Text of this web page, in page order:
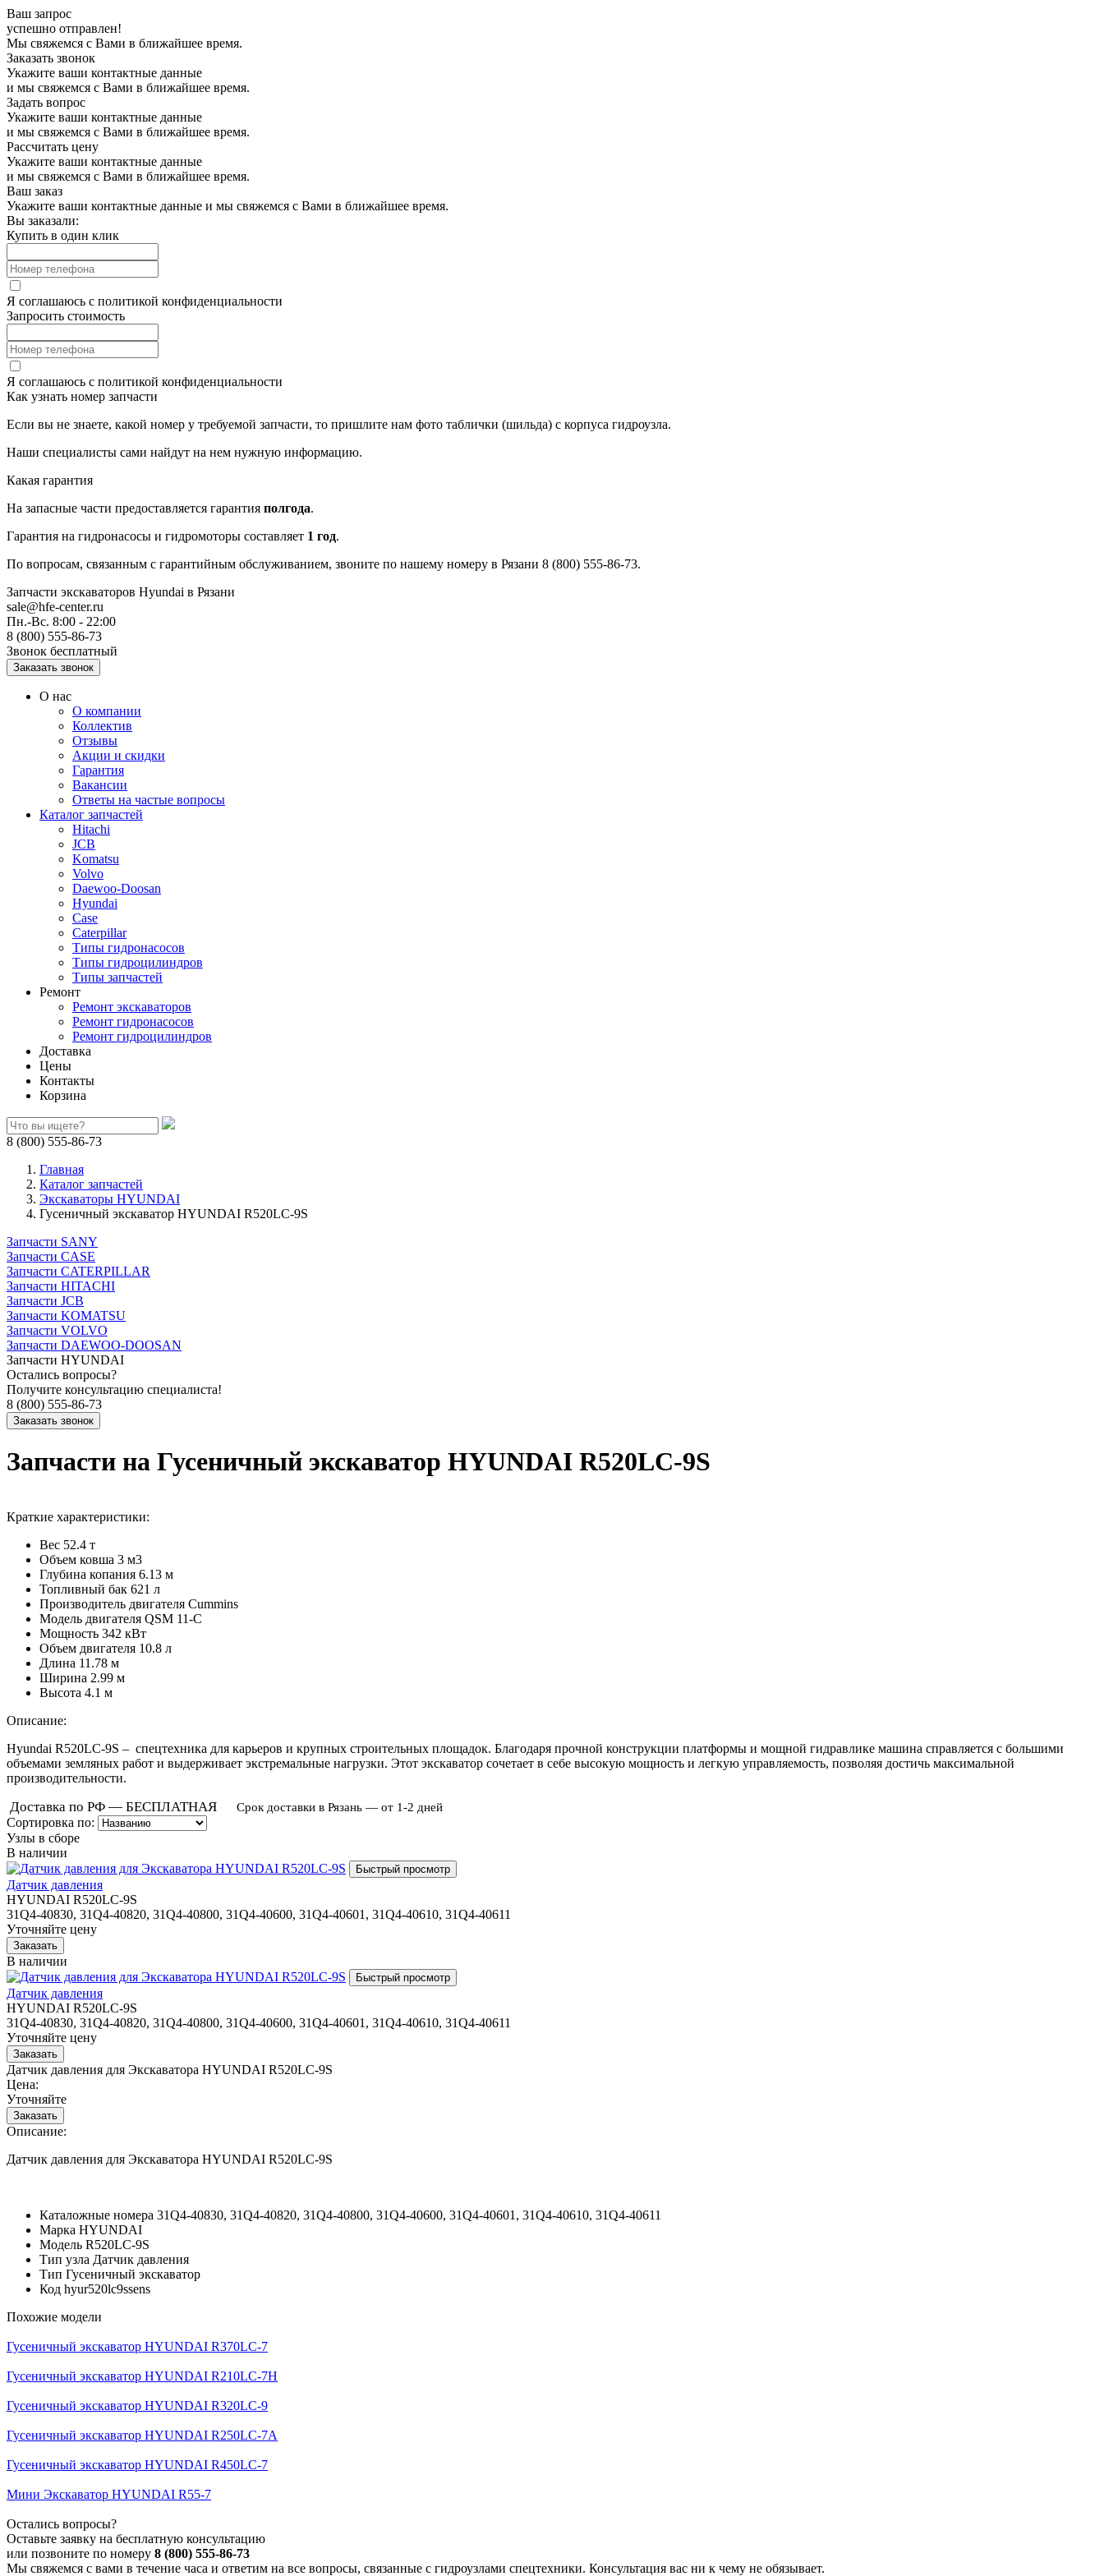
Ваш запрос
успешно отправлен!
Мы свяжемся с Вами в ближайшее время.
Заказать звонок
Укажите ваши контактные данные
и мы свяжемся с Вами в ближайшее время.
Задать вопрос
Укажите ваши контактные данные
и мы свяжемся с Вами в ближайшее время.
Рассчитать цену
Укажите ваши контактные данные
и мы свяжемся с Вами в ближайшее время.
Ваш заказ
Укажите ваши контактные данные и мы свяжемся с Вами в ближайшее время.
Вы заказали:
Купить в один клик
Я соглашаюсь с политикой конфиденциальности
Запросить стоимость
Я соглашаюсь с политикой конфиденциальности
Как узнать номер запчасти
Если вы не знаете, какой номер у требуемой запчасти, то пришлите нам фото таблички (шильда) с корпуса гидроузла.
Наши специалисты сами найдут на нем нужную информацию.
Какая гарантия
На запасные части предоставляется гарантия полгода.
Гарантия на гидронасосы и гидромоторы составляет 1 год.
По вопросам, связанным с гарантийным обслуживанием, звоните по нашему номеру в Рязани 8 (800) 555-86-73.
Запчасти экскаваторов Hyundai в Рязани
sale@hfe-center.ru
Пн.-Вс. 8:00 - 22:00
8 (800) 555-86-73
Звонок бесплатный
О нас
О компании
Коллектив
Отзывы
Акции и скидки
Гарантия
Вакансии
Ответы на частые вопросы
Каталог запчастей
Hitachi
JCB
Komatsu
Volvo
Daewoo-Doosan
Hyundai
Case
Caterpillar
Типы гидронасосов
Типы гидроцилиндров
Типы запчастей
Ремонт
Ремонт экскаваторов
Ремонт гидронасосов
Ремонт гидроцилиндров
Доставка
Цены
Контакты
Корзина
8 (800) 555-86-73
Главная
Каталог запчастей
Экскаваторы HYUNDAI
Гусеничный экскаватор HYUNDAI R520LC-9S
Запчасти SANY
Запчасти CASE
Запчасти CATERPILLAR
Запчасти HITACHI
Запчасти JCB
Запчасти KOMATSU
Запчасти VOLVO
Запчасти DAEWOO-DOOSAN
Запчасти HYUNDAI
Остались вопросы?
Получите консультацию специалиста!
8 (800) 555-86-73
Запчасти на Гусеничный экскаватор HYUNDAI R520LC-9S
Краткие характеристики:
Вес 52.4 т
Объем ковша 3 м3
Глубина копания 6.13 м
Топливный бак 621 л
Производитель двигателя Cummins
Модель двигателя QSM 11-C
Мощность 342 кВт
Объем двигателя 10.8 л
Длина 11.78 м
Ширина 2.99 м
Высота 4.1 м
Описание:
Hyundai R520LC-9S – спецтехника для карьеров и крупных строительных площадок. Благодаря прочной конструкции платформы и мощной гидравлике машина справляется с большими
объемами земляных работ и выдерживает экстремальные нагрузки. Этот экскаватор сочетает в себе высокую мощность и легкую управляемость, позволяя достичь максимальной
производительности.
Доставка по РФ — БЕСПЛАТНАЯ Срок доставки в Рязань — от 1-2 дней
Сортировка по:
Узлы в сборе
В наличии
Датчик давления
HYUNDAI R520LC-9S
31Q4-40830, 31Q4-40820, 31Q4-40800, 31Q4-40600, 31Q4-40601, 31Q4-40610, 31Q4-40611
Уточняйте цену
В наличии
Датчик давления
HYUNDAI R520LC-9S
31Q4-40830, 31Q4-40820, 31Q4-40800, 31Q4-40600, 31Q4-40601, 31Q4-40610, 31Q4-40611
Уточняйте цену
Датчик давления для Экскаватора HYUNDAI R520LC-9S
Цена:
Уточняйте
Описание:
Датчик давления для Экскаватора HYUNDAI R520LC-9S
Каталожные номера 31Q4-40830, 31Q4-40820, 31Q4-40800, 31Q4-40600, 31Q4-40601, 31Q4-40610, 31Q4-40611
Марка HYUNDAI
Модель R520LC-9S
Тип узла Датчик давления
Тип Гусеничный экскаватор
Код hyur520lc9ssens
Похожие модели
Гусеничный экскаватор HYUNDAI R370LC-7
Гусеничный экскаватор HYUNDAI R210LC-7H
Гусеничный экскаватор HYUNDAI R320LC-9
Гусеничный экскаватор HYUNDAI R250LC-7A
Гусеничный экскаватор HYUNDAI R450LC-7
Мини Экскаватор HYUNDAI R55-7
Остались вопросы?
Оставьте заявку на бесплатную консультацию
или позвоните по номеру 8 (800) 555-86-73
Мы свяжемся с вами в течение часа и ответим на все вопросы, связанные с гидроузлами спецтехники. Консультация вас ни к чему не обязывает.